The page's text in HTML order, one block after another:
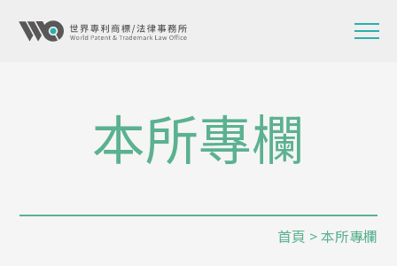
本所專欄
首頁 >本所專欄